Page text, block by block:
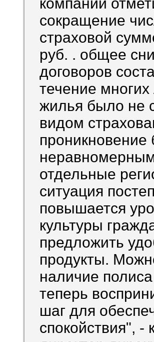
сокращение
страховой
руб. . общее
договоров
течение
жилья было не
видом
отдельные
ситуация
повышается
культуры
предложить
продукты.
наличие
теперь
шаг для
спокойствия", -